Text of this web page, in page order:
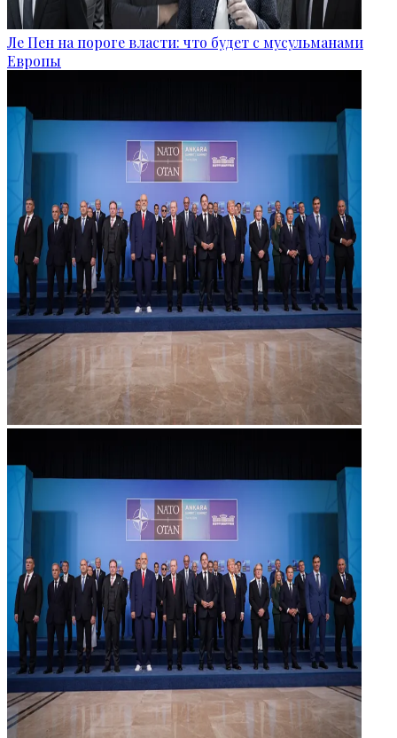
Ле Пен на пороге власти: что будет с мусульманами
Европы